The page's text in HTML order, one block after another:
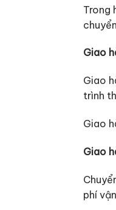
Trong
Giao
Giao
trình
Giao
Giao
phí